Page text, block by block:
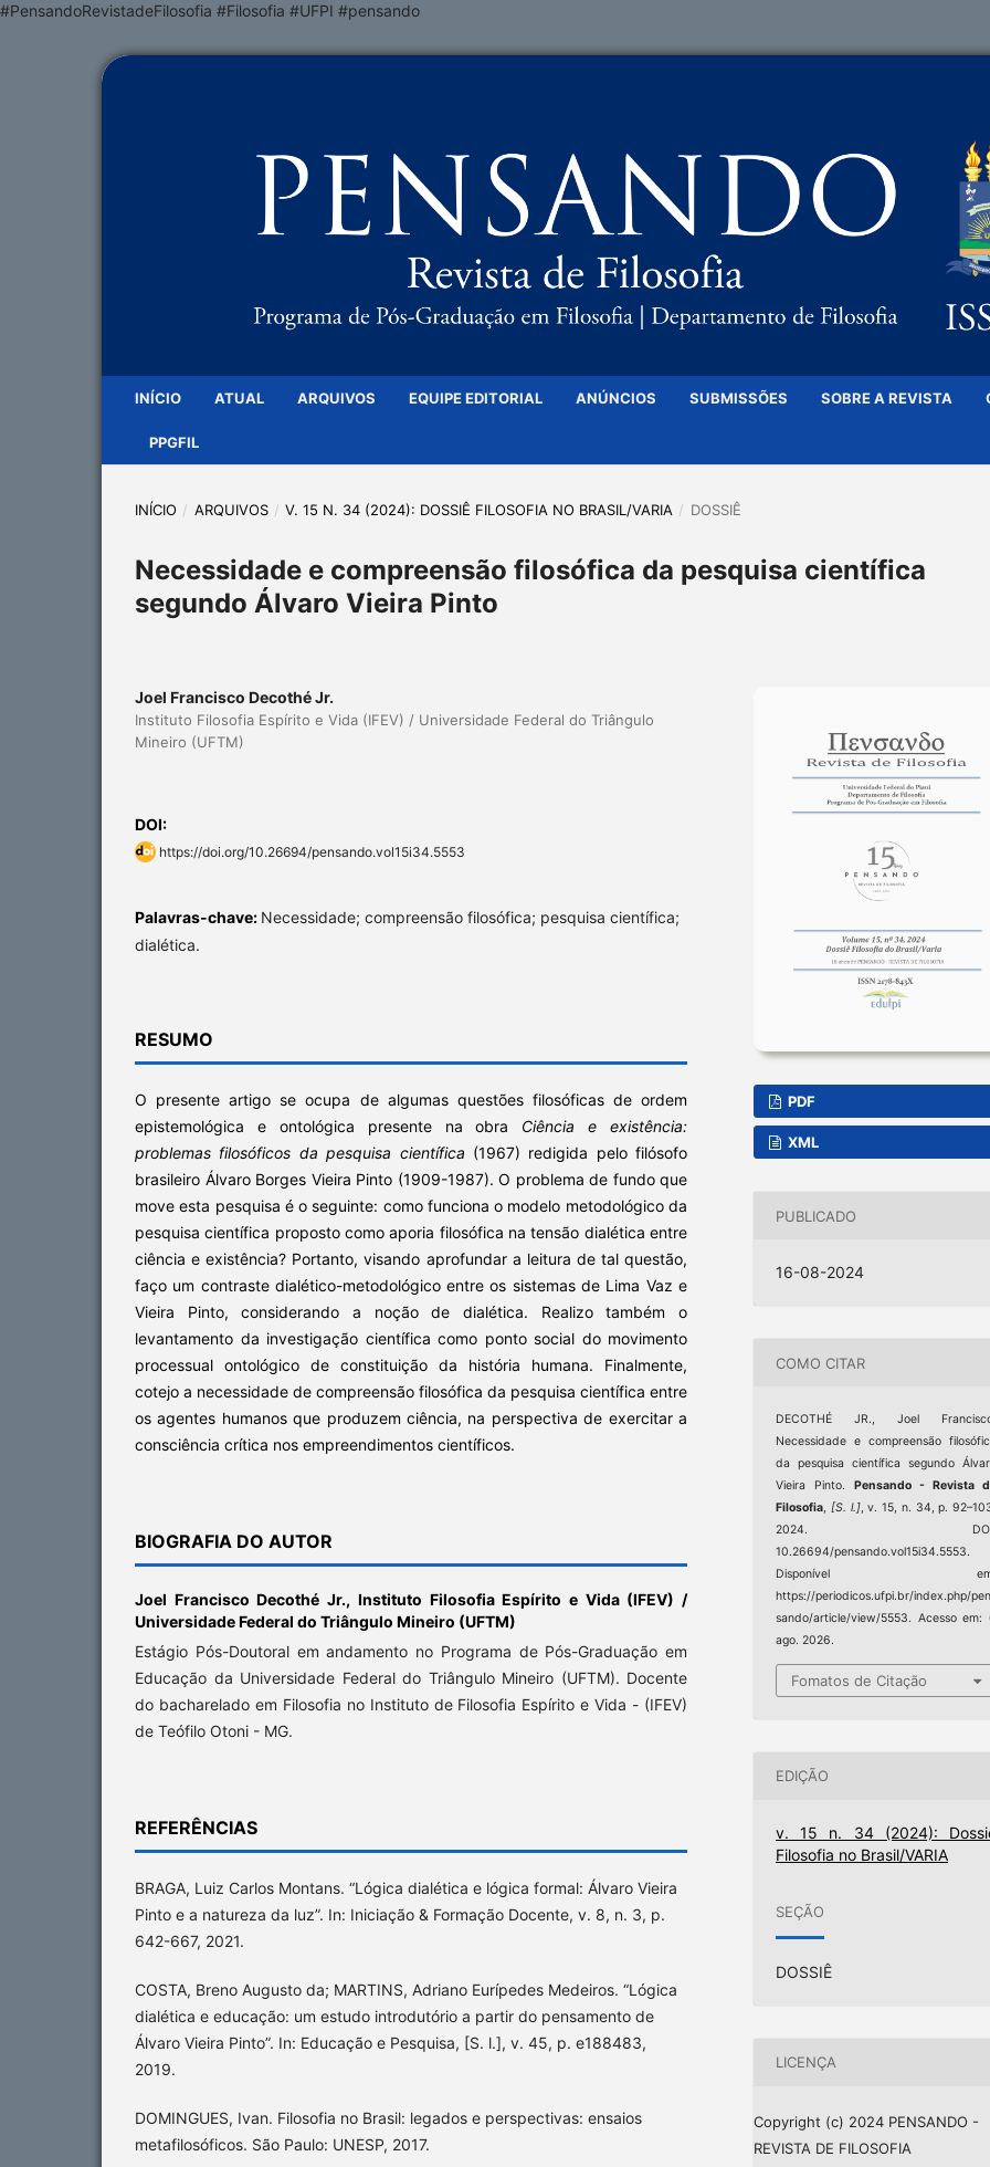
#PensandoRevistadeFilosofia #Filosofia #UFPI #pensando
INÍCIO ATUAL ARQUIVOS EQUIPE EDITORIAL ANÚNCIOS SUBMISSÕES SOBRE A REVISTA
PPGFIL
INÍCIO / ARQUIVOS / V. 15 N. 34 (2024): DOSSIÊ FILOSOFIA NO BRASIL/VARIA / DOSSIÊ
Necessidade e compreensão filosófica da pesquisa científica
segundo Álvaro Vieira Pinto
Joel Francisco Decothé Jr.
Instituto Filosofia Espírito e Vida (IFEV) / Universidade Federal do Triângulo
Mineiro (UFTM)
DOI:
https://doi.org/10.26694/pensando.vol15i34.5553
Palavras-chave: Necessidade; compreensão filosófica; pesquisa científica;
dialética.
RESUMO
O presente artigo se ocupa de algumas questões filosóficas de ordem
epistemológica e ontológica presente na obra Ciência e existência:
problemas filosóficos da pesquisa científica (1967) redigida pelo filósofo
brasileiro Álvaro Borges Vieira Pinto (1909-1987). O problema de fundo que
move esta pesquisa é o seguinte: como funciona o modelo metodológico da
pesquisa científica proposto como aporia filosófica na tensão dialética entre
ciência e existência? Portanto, visando aprofundar a leitura de tal questão,
faço um contraste dialético-metodológico entre os sistemas de Lima Vaz e
Vieira Pinto, considerando a noção de dialética. Realizo também o
levantamento da investigação científica como ponto social do movimento
processual ontológico de constituição da história humana. Finalmente,
cotejo a necessidade de compreensão filosófica da pesquisa científica entre
os agentes humanos que produzem ciência, na perspectiva de exercitar a
consciência crítica nos empreendimentos científicos.
BIOGRAFIA DO AUTOR
Joel Francisco Decothé Jr., Instituto Filosofia Espírito e Vida (IFEV) /
Universidade Federal do Triângulo Mineiro (UFTM)
Estágio Pós-Doutoral em andamento no Programa de Pós-Graduação em
Educação da Universidade Federal do Triângulo Mineiro (UFTM). Docente
do bacharelado em Filosofia no Instituto de Filosofia Espírito e Vida - (IFEV)
de Teófilo Otoni - MG.
REFERÊNCIAS
BRAGA, Luiz Carlos Montans. “Lógica dialética e lógica formal: Álvaro Vieira
Pinto e a natureza da luz”. In: Iniciação & Formação Docente, v. 8, n. 3, p.
642-667, 2021.
COSTA, Breno Augusto da; MARTINS, Adriano Eurípedes Medeiros. “Lógica
dialética e educação: um estudo introdutório a partir do pensamento de
Álvaro Vieira Pinto”. In: Educação e Pesquisa, [S. l.], v. 45, p. e188483,
2019.
DOMINGUES, Ivan. Filosofia no Brasil: legados e perspectivas: ensaios
metafilosóficos. São Paulo: UNESP, 2017.
PDF
XML
PUBLICADO
16-08-2024
COMO CITAR
DECOTHÉ JR., Joel
Necessidade e compreensão
da pesquisa científica segundo
Vieira Pinto.Pensando - Revista
Filosofia, [S. l.], v. 15, n. 34, p.
2024.
10.26694/pensando.vol15i34.5553.
Disponível
https://periodicos.ufpi.br/index.php/pen
sando/article/view/5553. Acesso em:
ago. 2026.
Fomatos de Citação
EDIÇÃO
v. 15 n. 34 (2024):
Filosofia no Brasil/VARIA
SEÇÃO
DOSSIÊ
LICENÇA
Copyright (c) 2024 PENSANDO -
REVISTA DE FILOSOFIA